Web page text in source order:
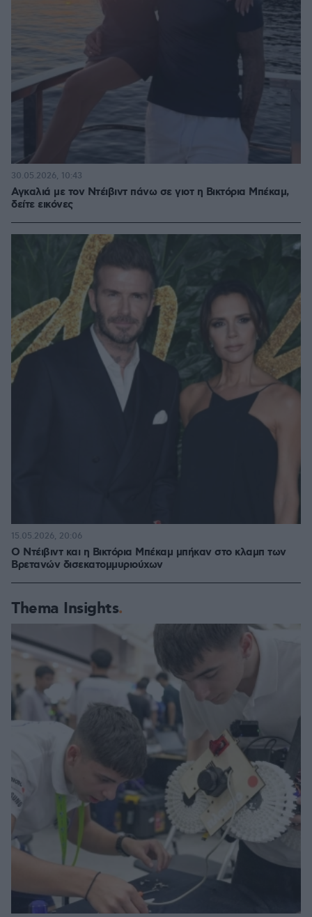
Αγκαλιά με τον Ντέιβιντ πάνω σε γιοτ η Βικτόρια Μπέκαμ,
δείτε εικόνες
30.05.2026, 10:43
Ο Ντέιβιντ και η Βικτόρια Μπέκαμ μπήκαν στο κλαμπ των
Βρετανών δισεκατομμυριούχων
15.05.2026, 20:06
Thema Insights